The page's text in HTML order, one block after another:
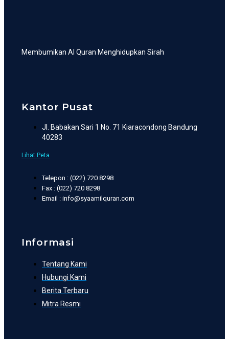
Membumikan Al Quran Menghidupkan Sirah
Kantor Pusat
Jl. Babakan Sari 1 No. 71 Kiaracondong Bandung
40283
Lihat Peta
Telepon : (022) 720 8298
Fax : (022) 720 8298
Email : info@syaamilquran.com
Informasi
Tentang Kami
Hubungi Kami
Berita Terbaru
Mitra Resmi